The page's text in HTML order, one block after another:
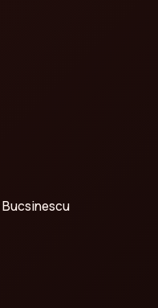
Bucsinescu